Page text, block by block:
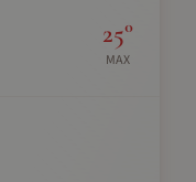
25°
MAX